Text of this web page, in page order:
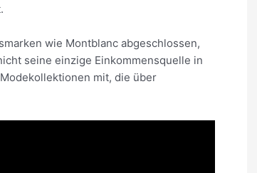
wie Montblanc abgeschlossen,
seine einzige Einkommensquelle in
mit, die über